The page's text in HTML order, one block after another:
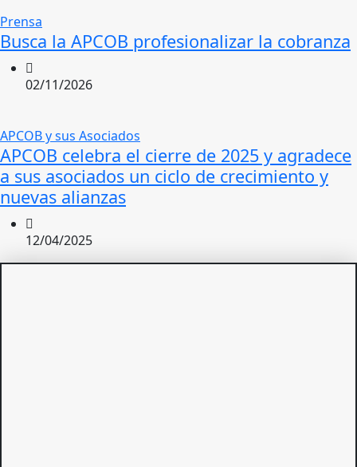
Prensa
Busca la APCOB profesionalizar la cobranza
02/11/2026
APCOB y sus Asociados
APCOB celebra el cierre de 2025 y agradece
a sus asociados un ciclo de crecimiento y
nuevas alianzas
12/04/2025